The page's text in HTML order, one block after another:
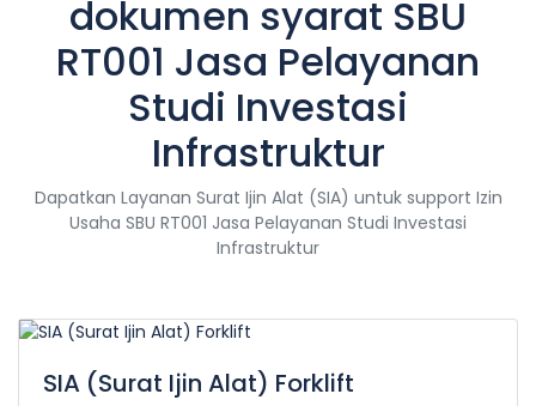
dokumen syarat SBU
RT001 Jasa Pelayanan
Studi Investasi
Infrastruktur
Dapatkan Layanan Surat Ijin Alat (SIA) untuk support Izin
Usaha SBU RT001 Jasa Pelayanan Studi Investasi
Infrastruktur
SIA (Surat Ijin Alat) Forklift